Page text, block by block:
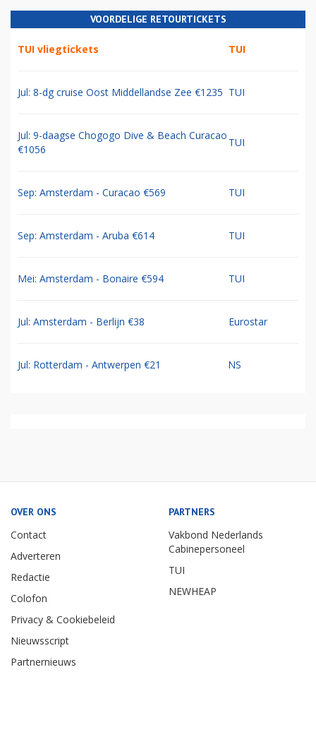
VOORDELIGE RETOURTICKETS
TUI vliegtickets TUI
Jul: 8-dg cruise Oost Middellandse Zee €1235 TUI
Jul: 9-daagse Chogogo Dive & Beach Curacao
€1056
TUI
Sep: Amsterdam - Curacao €569 TUI
Sep: Amsterdam - Aruba €614 TUI
Mei: Amsterdam - Bonaire €594 TUI
Jul: Amsterdam - Berlijn €38 Eurostar
Jul: Rotterdam - Antwerpen €21 NS
OVER ONS
Contact
Adverteren
Redactie
Colofon
Privacy & Cookiebeleid
Nieuwsscript
Partnernieuws
PARTNERS
Vakbond Nederlands
Cabinepersoneel
TUI
NEWHEAP